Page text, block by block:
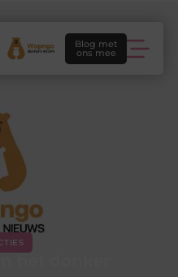
Blog met
ons mee